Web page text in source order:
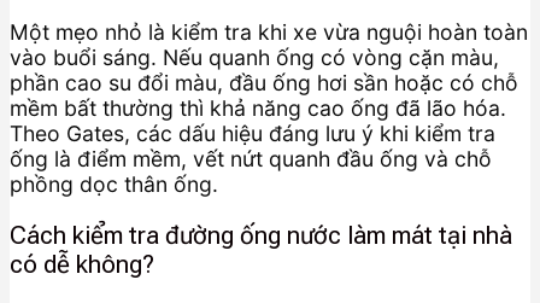
Một mẹo nhỏ là kiểm tra khi xe vừa nguội hoàn toàn
vào buổi sáng. Nếu quanh ống có vòng cặn màu,
phần cao su đổi màu, đầu ống hơi sần hoặc có chỗ
mềm bất thường thì khả năng cao ống đã lão hóa.
Theo Gates, các dấu hiệu đáng lưu ý khi kiểm tra
ống là điểm mềm, vết nứt quanh đầu ống và chỗ
phồng dọc thân ống.
Cách kiểm tra đường ống nước làm mát tại nhà
có dễ không?